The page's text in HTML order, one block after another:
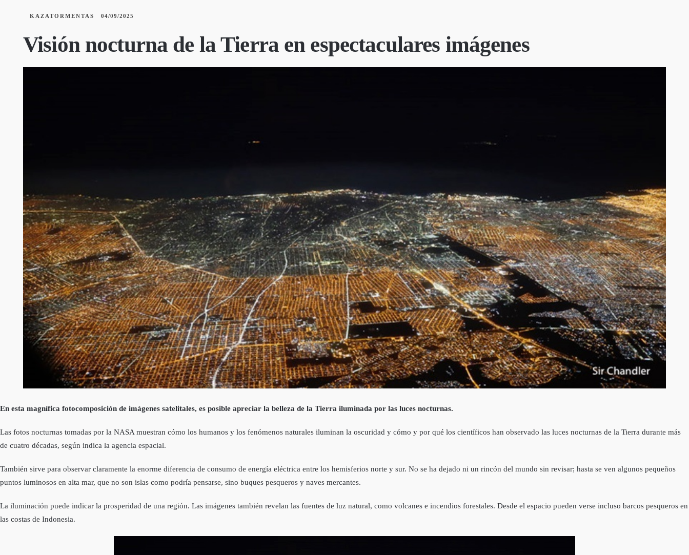
KAZATORMENTAS 04/09/2025
Visión nocturna de la Tierra en espectaculares imágenes
En esta magní­fica fotocomposición de imágenes satelitales, es posible apreciar la belleza de la Tierra iluminada por las luces nocturnas.
Las fotos nocturnas tomadas por la NASA muestran cómo los humanos y los fenómenos naturales iluminan la oscuridad y cómo y por qué los científicos han observado las luces nocturnas de la Tierra durante más
de cuatro décadas, según indica la agencia espacial.
También sirve para observar claramente la enorme diferencia de consumo de energí­a eléctrica entre los hemisferios norte y sur. No se ha dejado ni un rincón del mundo sin revisar; hasta se ven algunos pequeños
puntos luminosos en alta mar, que no son islas como podrí­a pensarse, sino buques pesqueros y naves mercantes.
La iluminación puede indicar la prosperidad de una región. Las imágenes también revelan las fuentes de luz natural, como volcanes e incendios forestales. Desde el espacio pueden verse incluso barcos pesqueros en
las costas de Indonesia.